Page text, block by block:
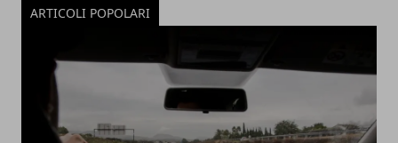
ARTICOLI POPOLARI